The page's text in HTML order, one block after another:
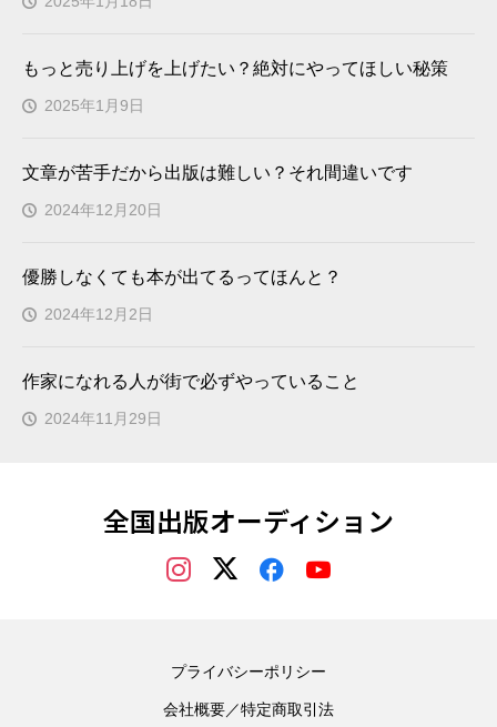
もっと売り上げを上げたい？絶対にやってほしい秘策
2025年1月9日
文章が苦手だから出版は難しい？それ間違いです
2024年12月20日
優勝しなくても本が出てるってほんと？
2024年12月2日
作家になれる人が街で必ずやっていること
2024年11月29日
全国出版オーディション
プライバシーポリシー
会社概要／特定商取引法